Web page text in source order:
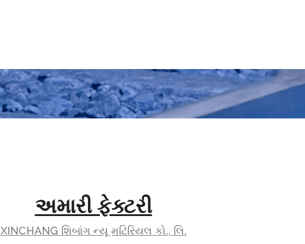
અમારી ફેક્ટરી
XINCHANG શિબાંગ ન્યૂ મટિરિયલ કો., લિ.